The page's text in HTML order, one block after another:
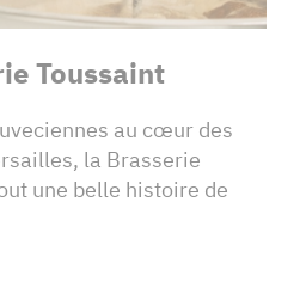
Toussaint
au cœur des
la Brasserie
une belle histoire de